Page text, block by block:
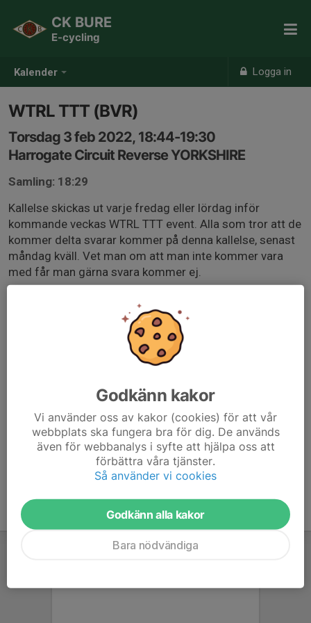
Kalender Logga in
CK BURE
E-cycling
WTRL TTT (BVR)
Torsdag 3 feb 2022, 18:44-19:30
Harrogate Circuit Reverse YORKSHIRE
Samling: 18:29
Kallelse skickas ut varje fredag eller lördag inför
kommande veckas WTRL TTT event. Alla som tror att de
kommer delta svarar kommer på denna kallelse, senast
måndag kväll. Vet man om att man inte kommer vara
med får man gärna svara kommer ej.
Om det på måndag kvällen är 5 eller fler som svarat
kommer, anmäler jag ett lag och delar aktuellt racepass
via vår messengergrupp och i denna kalenderaktivitet.
Den använder ni sedan för att göra den skarpa anmälan
till WTRL TTT. Detta ska vara gjort senast klockan 20:00
Hoppas vi blir fullt lag varje vecka:)
Godkänn kakor
Vi använder oss av kakor (cookies) för att vår
webbplats ska fungera bra för dig. De används
även för webbanalys i syfte att hjälpa oss att
förbättra våra tjänster.
Så använder vi cookies
Godkänn alla kakor
Bara nödvändiga